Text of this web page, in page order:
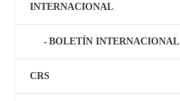
INTERNACIONAL
BOLETÍN INTERNACIONAL
CRS